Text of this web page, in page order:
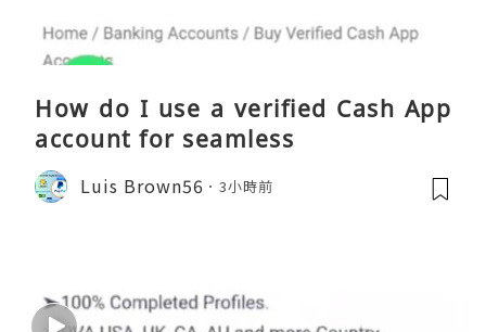
How do I use a verified Cash App
account for seamless
Luis Brown56 3小時前